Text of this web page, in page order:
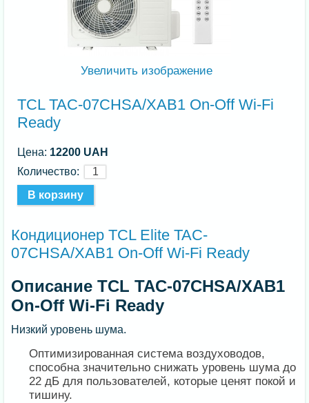
Увеличить изображение
TCL TAC-07CHSA/XAB1 On-Off Wi-Fi
Ready
Цена: 12200 UAH
Количество:
Кондиционер TCL Elite TAC-
07CHSA/XAB1 On-Off Wi-Fi Ready
Описание TCL TAC-07CHSA/XAB1
On-Off Wi-Fi Ready
Низкий уровень шума.
Оптимизированная система воздуховодов,
способна значительно снижать уровень шума до
22 дБ для пользователей, которые ценят покой и
тишину.